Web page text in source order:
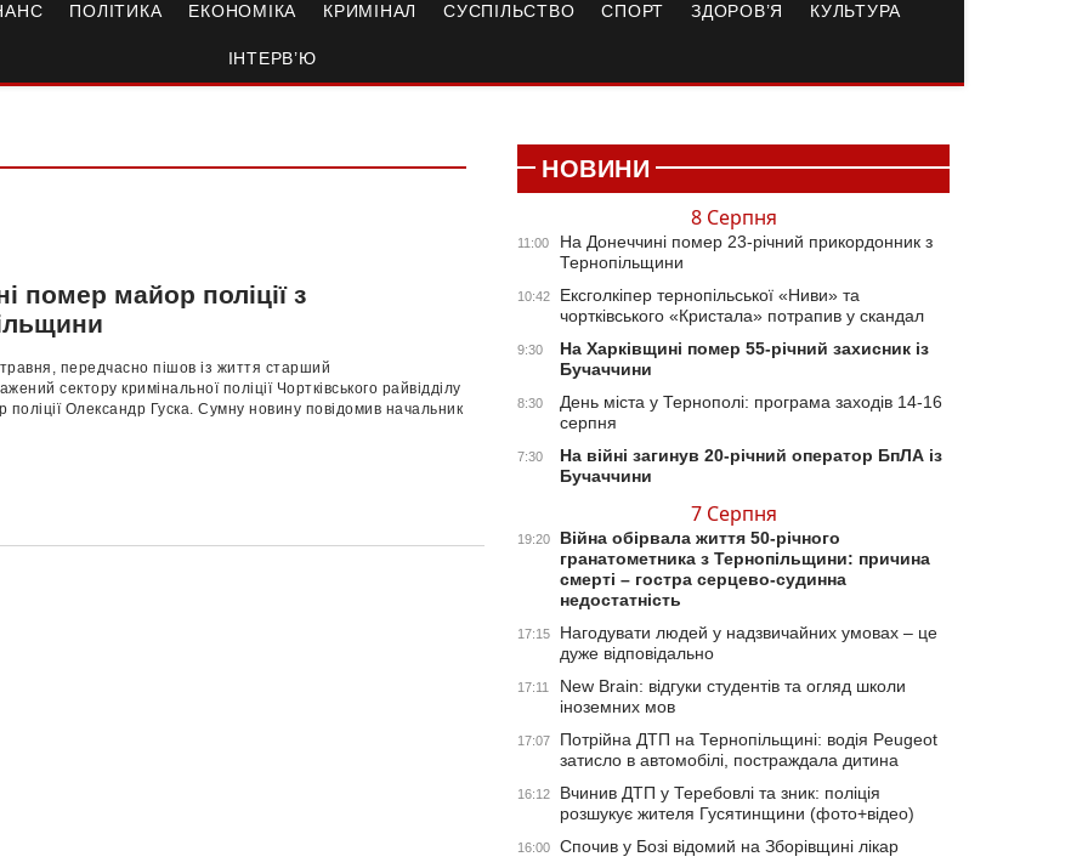
ПОЛІТИКА ЕКОНОМІКА КРИМІНАЛ СУСПІЛЬСТВО СПОРТ ЗДОРОВ’Я КУЛЬТУРА
ІНТЕРВ’Ю
помер майор поліції з
передчасно пішов із життя старший
сектору кримінальної поліції Чортківського райвідділу
поліції Олександр Гуска. Сумну новину повідомив начальник
НОВИНИ
8 Серпня
11:00
На Донеччині помер 23-річний прикордонник з
Тернопільщини
10:42
Ексголкіпер тернопільської «Ниви» та
чортківського «Кристала» потрапив у скандал
9:30
На Харківщині помер 55-річний захисник із
Бучаччини
8:30
День міста у Тернополі: програма заходів 14-16
серпня
7:30
На війні загинув 20-річний оператор БпЛА із
Бучаччини
7 Серпня
19:20
Війна обірвала життя 50-річного
гранатометника з Тернопільщини: причина
смерті – гостра серцево-судинна
недостатність
17:15
Нагодувати людей у надзвичайних умовах – це
дуже відповідально
17:11
New Brain: відгуки студентів та огляд школи
іноземних мов
17:07
Потрійна ДТП на Тернопільщині: водія Peugeot
затисло в автомобілі, постраждала дитина
16:12
Вчинив ДТП у Теребовлі та зник: поліція
розшукує жителя Гусятинщини (фото+відео)
16:00 Спочив у Бозі відомий на Зборівщині лікар